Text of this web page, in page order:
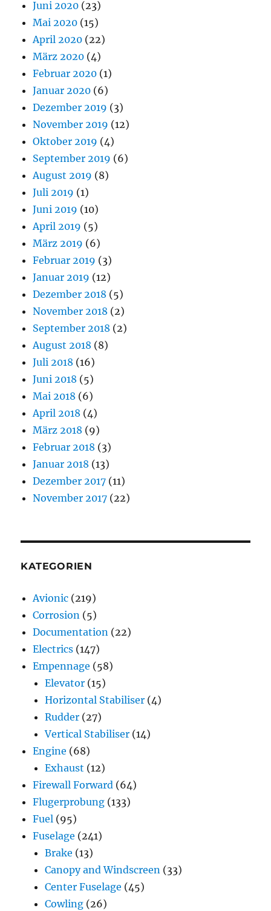
Juni 2020 (23)
Mai 2020 (15)
April 2020 (22)
März 2020 (4)
Februar 2020 (1)
Januar 2020 (6)
Dezember 2019 (3)
November 2019 (12)
Oktober 2019 (4)
September 2019 (6)
August 2019 (8)
Juli 2019 (1)
Juni 2019 (10)
April 2019 (5)
März 2019 (6)
Februar 2019 (3)
Januar 2019 (12)
Dezember 2018 (5)
November 2018 (2)
September 2018 (2)
August 2018 (8)
Juli 2018 (16)
Juni 2018 (5)
Mai 2018 (6)
April 2018 (4)
März 2018 (9)
Februar 2018 (3)
Januar 2018 (13)
Dezember 2017 (11)
November 2017 (22)
KATEGORIEN
Avionic (219)
Corrosion (5)
Documentation (22)
Electrics (147)
Empennage (58)
Elevator (15)
Horizontal Stabiliser (4)
Rudder (27)
Vertical Stabiliser (14)
Engine (68)
Exhaust (12)
Firewall Forward (64)
Flugerprobung (133)
Fuel (95)
Fuselage (241)
Brake (13)
Canopy and Windscreen (33)
Center Fuselage (45)
Cowling (26)